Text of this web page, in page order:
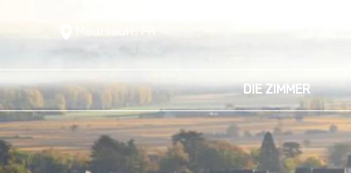
Meursault, FR
DIE ZIMMER